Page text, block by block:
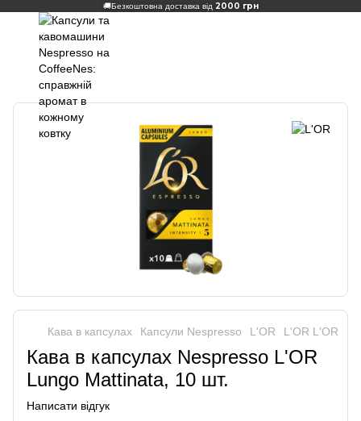
🚚Безкоштовна доставка від 2000 грн
Кава в капсулах Капсули Nespresso L'OR L'OR L'OR
Кава в капсулах Nespresso L'OR
Lungo Mattinata, 10 шт.
Написати відгук